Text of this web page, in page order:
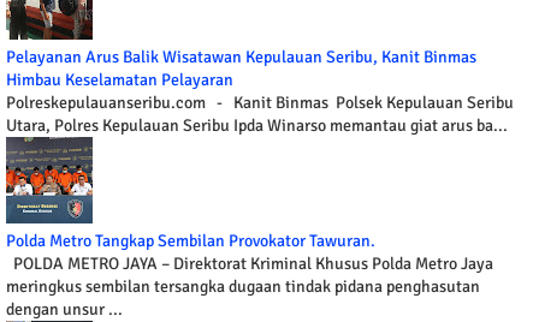
Pelayanan Arus Balik Wisatawan Kepulauan Seribu, Kanit Binmas
Himbau Keselamatan Pelayaran
Polreskepulauanseribu.com - Kanit Binmas Polsek Kepulauan Seribu
Utara, Polres Kepulauan Seribu Ipda Winarso memantau giat arus ba...
Polda Metro Tangkap Sembilan Provokator Tawuran.
POLDA METRO JAYA – Direktorat Kriminal Khusus Polda Metro Jaya
meringkus sembilan tersangka dugaan tindak pidana penghasutan
dengan unsur ...